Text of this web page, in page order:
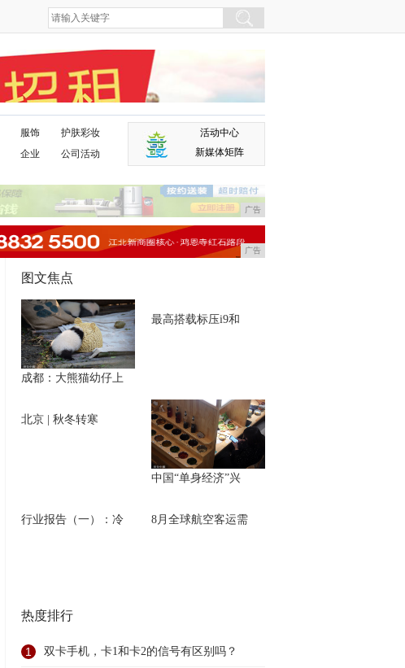
服饰
企业
护肤彩妆
公司活动
活动中心
新媒体矩阵
广告
广告
图文焦点
成都：大熊猫幼仔上
最高搭载标压i9和
北京 | 秋冬转寒
中国“单身经济”兴
行业报告（一）：冷 8月全球航空客运需
热度排行
1 双卡手机，卡1和卡2的信号有区别吗？